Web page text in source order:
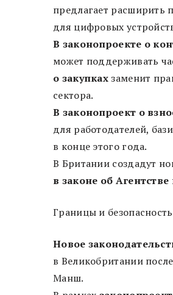
предлагает расширить
для цифровых
В законопроекте о
может поддерживать
о закупкахзаменит
сектора.
В законопроект о
для работодателей,
в конце этого года.
В Британии создадут
в законе об
Границы и безопасность
Новое
в Великобритании
Манш.